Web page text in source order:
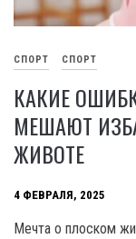
СПОРТ СПОРТ
КАКИЕ
МЕШАЮТ
ЖИВОТЕ
4 ФЕВРАЛЯ, 2025
Мечта о плоском